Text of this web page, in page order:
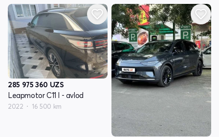
285 975 360 UZS
Leapmotor C11 I - avlod
2022 16 500 km